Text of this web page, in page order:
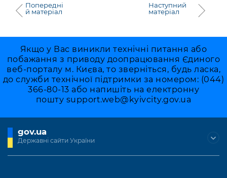
Попередні
й матеріал
Наступний
матеріал
Якщо у Вас виникли технічні питання або
побажання з приводу доопрацювання Єдиного
веб-порталу м. Києва, то зверніться, будь ласка,
до служби технічної підтримки за номером: (044)
366-80-13 або напишіть на електронну
пошту support.web@kyivcity.gov.ua
gov.ua
Державні сайти України